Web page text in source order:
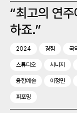
“최고의 연
하죠.”
2024 경험 국
스튜디오 시너지
융합예술 이정면
퍼포밍